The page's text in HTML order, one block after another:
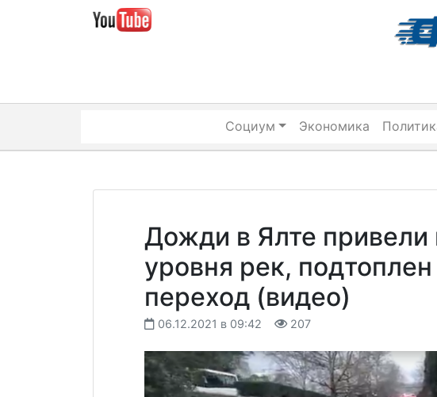
Социум Экономика
Дожди в Ялте
уровня рек,
переход (видео)
06.12.2021 в 09:42 207